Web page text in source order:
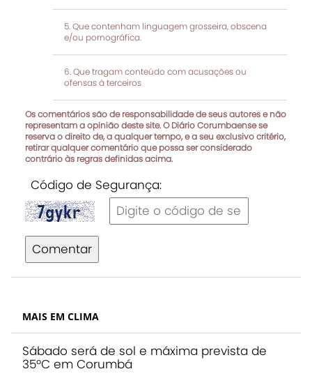
Que contenham linguagem grosseira, obscena
e/ou pornográfica.
Que tragam conteúdo com acusações ou
ofensas à terceiros
Os comentários são de responsabilidade de seus autores e não
representam a opinião deste site. O Diário Corumbaense se
reserva o direito de, a qualquer tempo, e a seu exclusivo critério,
retirar qualquer comentário que possa ser considerado
contrário às regras definidas acima.
Código de Segurança:
Comentar
MAIS EM CLIMA
Sábado será de sol e máxima prevista de
35ºC em Corumbá